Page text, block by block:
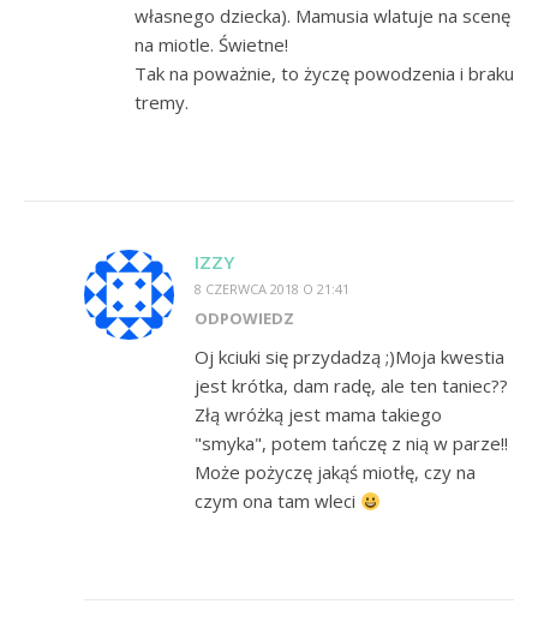
własnego dziecka). Mamusia wlatuje na scenę
na miotle. Świetne!
Tak na poważnie, to życzę powodzenia i braku
tremy.
IZZY
8 CZERWCA 2018 O 21:41
ODPOWIEDZ
Oj kciuki się przydadzą ;)Moja kwestia
jest krótka, dam radę, ale ten taniec??
Złą wróżką jest mama takiego
"smyka", potem tańczę z nią w parze!!
Może pożyczę jakąś miotłę, czy na
czym ona tam wleci